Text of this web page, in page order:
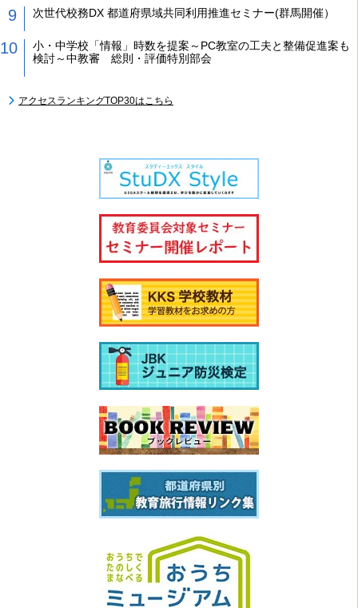
次世代校務DX 都道府県域共同利用推進セミナー(群馬開催）
小・中学校「情報」時数を提案～PC教室の工夫と整備促進案も
検討～中教審 総則・評価特別部会
アクセスランキングTOP30はこちら